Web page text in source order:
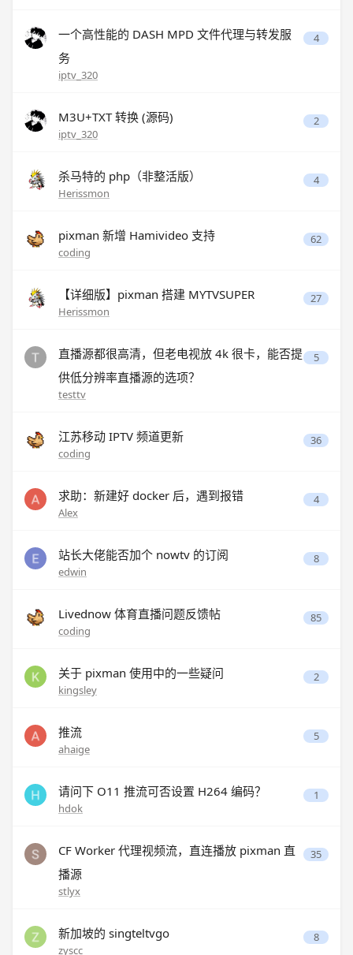
一个高性能的 DASH MPD 文件代理与转发服
务
iptv_320
4
M3U+TXT 转换 (源码)
iptv_320
2
杀马特的 php（非整活版）
Herissmon
4
pixman 新增 Hamivideo 支持
coding
62
【详细版】pixman 搭建 MYTVSUPER
Herissmon
27
直播源都很高清，但老电视放 4k 很卡，能否提
供低分辨率直播源的选项？
testtv
5
江苏移动 IPTV 频道更新
coding
36
求助：新建好 docker 后，遇到报错
Alex
4
站长大佬能否加个 nowtv 的订阅
edwin
8
Livednow 体育直播问题反馈帖
coding
85
关于 pixman 使用中的一些疑问
kingsley
2
推流
ahaige
5
请问下 O11 推流可否设置 H264 编码？
hdok
1
CF Worker 代理视频流，直连播放 pixman 直
播源
stlyx
35
新加坡的 singteltvgo
zyscc
8